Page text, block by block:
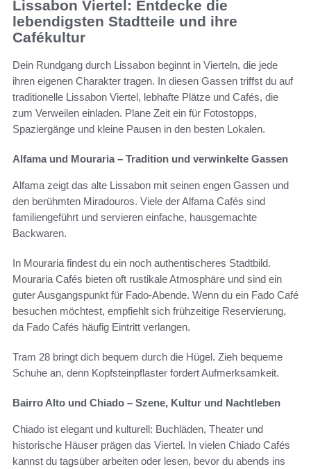
Lissabon Viertel: Entdecke die
lebendigsten Stadtteile und ihre
Cafékultur
Dein Rundgang durch Lissabon beginnt in Vierteln, die jede
ihren eigenen Charakter tragen. In diesen Gassen triffst du auf
traditionelle Lissabon Viertel, lebhafte Plätze und Cafés, die
zum Verweilen einladen. Plane Zeit ein für Fotostopps,
Spaziergänge und kleine Pausen in den besten Lokalen.
Alfama und Mouraria – Tradition und verwinkelte Gassen
Alfama zeigt das alte Lissabon mit seinen engen Gassen und
den berühmten Miradouros. Viele der Alfama Cafés sind
familiengeführt und servieren einfache, hausgemachte
Backwaren.
In Mouraria findest du ein noch authentischeres Stadtbild.
Mouraria Cafés bieten oft rustikale Atmosphäre und sind ein
guter Ausgangspunkt für Fado-Abende. Wenn du ein Fado Café
besuchen möchtest, empfiehlt sich frühzeitige Reservierung,
da Fado Cafés häufig Eintritt verlangen.
Tram 28 bringt dich bequem durch die Hügel. Zieh bequeme
Schuhe an, denn Kopfsteinpflaster fordert Aufmerksamkeit.
Bairro Alto und Chiado – Szene, Kultur und Nachtleben
Chiado ist elegant und kulturell: Buchläden, Theater und
historische Häuser prägen das Viertel. In vielen Chiado Cafés
kannst du tagsüber arbeiten oder lesen, bevor du abends ins